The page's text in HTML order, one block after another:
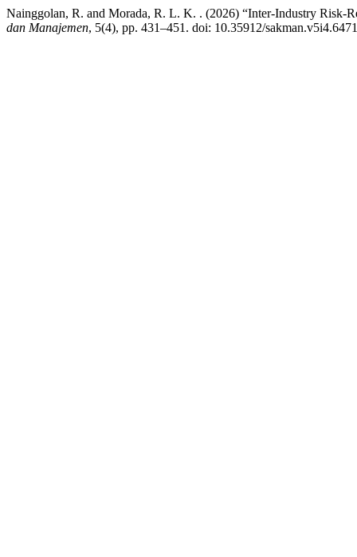
Nainggolan, R. and Morada, R. L. K. . (2026) “Inter-Industry Risk-
dan Manajemen, 5(4), pp. 431–451. doi: 10.35912/